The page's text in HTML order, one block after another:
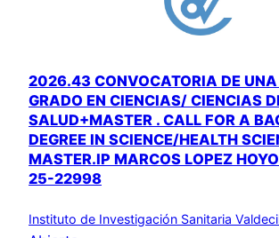
2026.43 CONVOCATORIA DE
GRADO EN CIENCIAS/ CIENCIAS
SALUD+MASTER . CALL FOR A
DEGREE IN SCIENCE/HEALTH
MASTER.IP MARCOS LOPEZ
25-22998
Instituto de Investigación Sanitaria